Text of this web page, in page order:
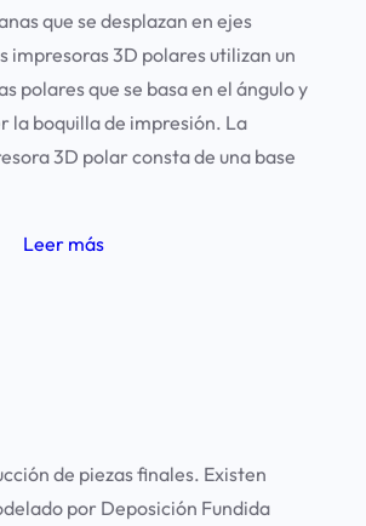
que se desplazan en ejes
impresoras 3D polares utilizan un
polares que se basa en el ángulo y
la boquilla de impresión. La
3D polar consta de una base
Leer más
de piezas finales. Existen
por Deposición Fundida